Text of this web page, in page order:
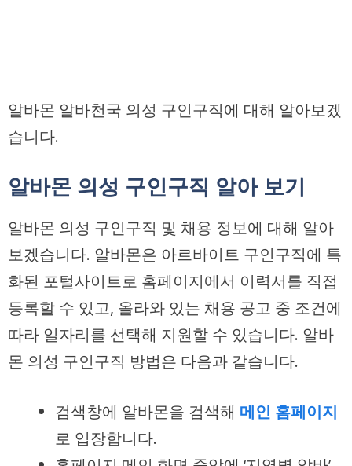
알바몬 알바천국 의성 구인구직에 대해 알아보겠
습니다.
알바몬 의성 구인구직 알아 보기
알바몬 의성 구인구직 및 채용 정보에 대해 알아
보겠습니다. 알바몬은 아르바이트 구인구직에 특
화된 포털사이트로 홈페이지에서 이력서를 직접
등록할 수 있고, 올라와 있는 채용 공고 중 조건에
따라 일자리를 선택해 지원할 수 있습니다. 알바
몬 의성 구인구직 방법은 다음과 같습니다.
검색창에 알바몬을 검색해 메인 홈페이지
로 입장합니다.